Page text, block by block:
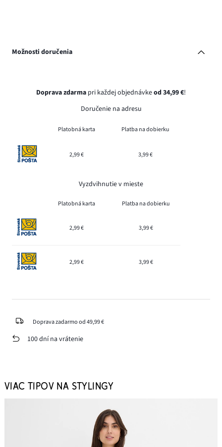
Možnosti doručenia
Doprava zdarma pri každej objednávkeod 34,99 €!
Doručenie na adresu
Platobná karta Platba na dobierku
2,99 € 3,99 €
Vyzdvihnutie v mieste
Platobná karta Platba na dobierku
2,99 € 3,99 €
2,99 € 3,99 €
Doprava zadarmo od 49,99 €
100 dní na vrátenie
VIAC TIPOV NA STYLINGY